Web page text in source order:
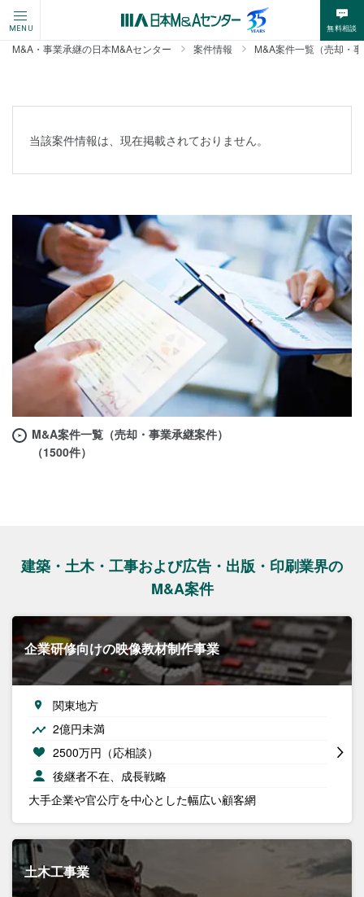
MENU 無料相談
M&A・事業承継の日本M&Aセンター 案件情報 M&A案件一覧（売却・
当該案件情報は、現在掲載されておりません。
M&A案件一覧（売却・事業承継案件）
（1500件）
建築・土木・工事および広告・出版・印刷業界の
M&A案件
企業研修向けの映像教材制作事業
関東地方
2億円未満
2500万円（応相談）
後継者不在、成長戦略
大手企業や官公庁を中心とした幅広い顧客網
土木工事業